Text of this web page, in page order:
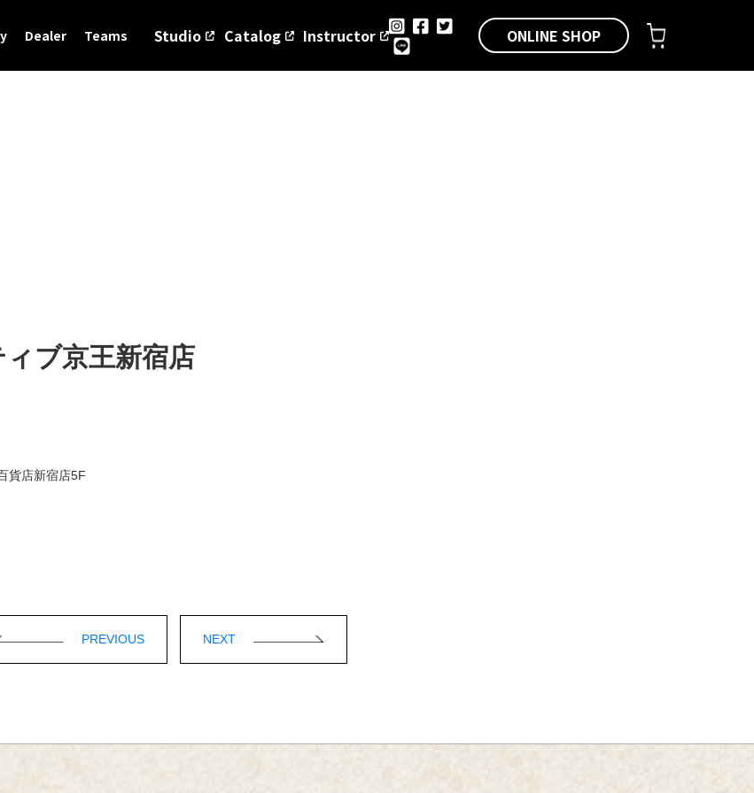
Dealer Teams Studio Catalog Instructor ONLINE SHOP
ブ京王新宿店
貨店新宿店5F
PREVIOUS NEXT